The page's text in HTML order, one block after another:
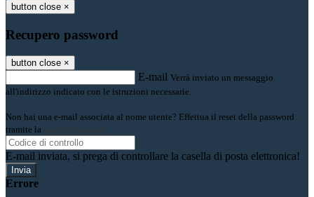
button close ×
Recupero password
button close ×
E-mail Verrà inviato un messaggio
all'indirizzo indicato con le istruzioni necessarie.
Non hai una e-mail associata al nome utente? Effettua il reset della password
tramite la
Login Spaggiari
E-mail inviata, si prega di controllare la casella di posta elettronica!
Errore